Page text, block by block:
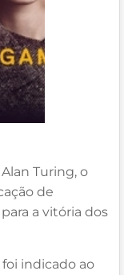
Turing, o
de
a vitória dos
indicado ao